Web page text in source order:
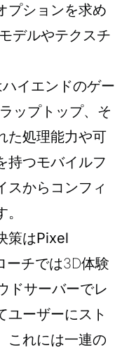
プションを求め
デルやテクスチ
イエンドのゲー
ップトップ、そ
た処理能力や可
持つモバイルフ
スからコンフィ
策はPixel
ーチでは3D体験
ドサーバーでレ
ユーザーにスト
これには一連の